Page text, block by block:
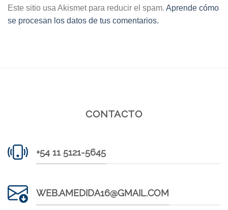
Este sitio usa Akismet para reducir el spam. Aprende cómo
se procesan los datos de tus comentarios.
CONTACTO
+54 11 5121-5645
WEB.AMEDIDA16@GMAIL.COM